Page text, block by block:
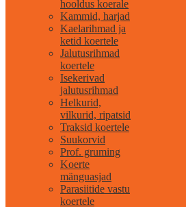
hooldus koerale
Kammid, harjad
Kaelarihmad ja
ketid koertele
Jalutusrihmad
koertele
Isekerivad
jalutusrihmad
Helkurid,
vilkurid, ripatsid
Traksid koertele
Suukorvid
Prof. gruming
Koerte
mänguasjad
Parasiitide vastu
koertele